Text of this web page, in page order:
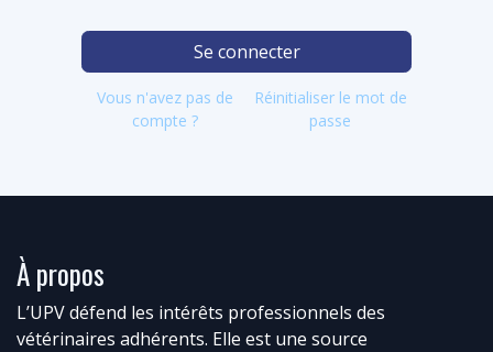
Se connecter
Vous n'avez pas de
compte ?
Réinitialiser le mot de
passe
À propos
L’UPV défend les intérêts professionnels des
vétérinaires adhérents. Elle est une source